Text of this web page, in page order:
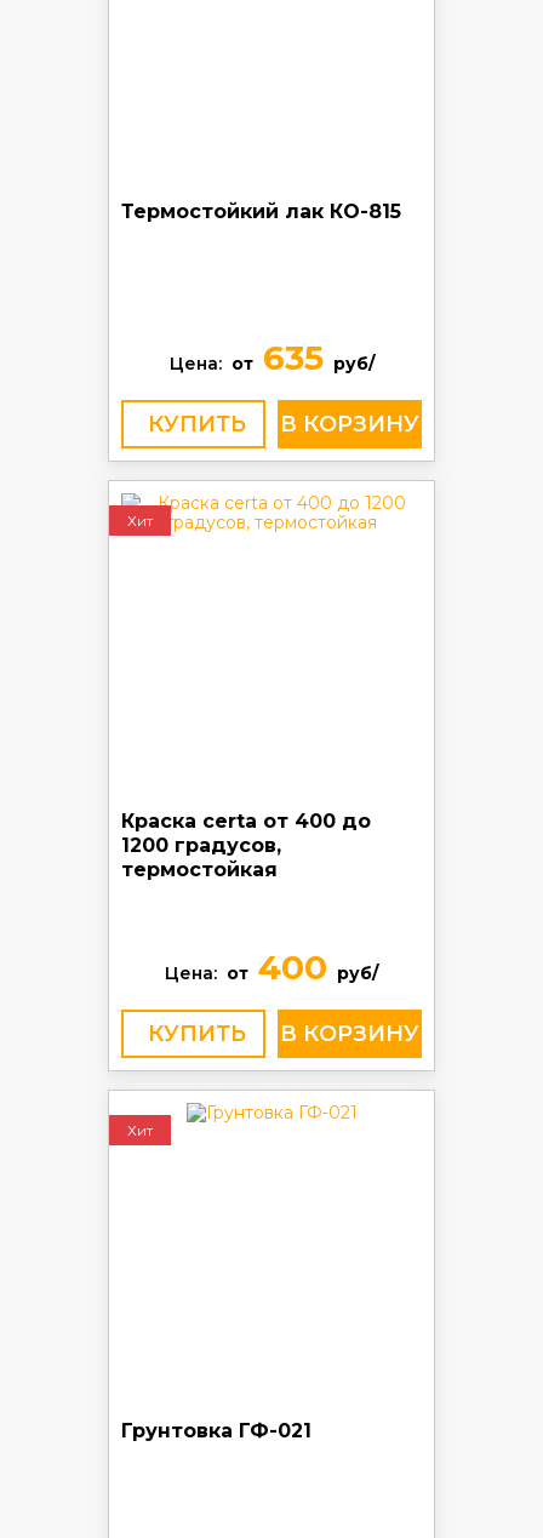
Термостойкий лак КО-815
Цена: от635 руб/
КУПИТЬ
Хит
Краска certa от 400 до
1200 градусов,
термостойкая
Цена: от 400 руб/
КУПИТЬ
Хит
Грунтовка ГФ-021